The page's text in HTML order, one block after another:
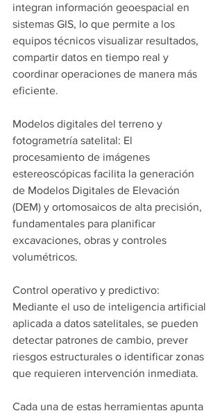
integran información geoespacial en
sistemas GIS, lo que permite a los
equipos técnicos visualizar resultados,
compartir datos en tiempo real y
coordinar operaciones de manera más
eficiente.
Modelos digitales del terreno y
fotogrametría satelital: El
procesamiento de imágenes
estereoscópicas facilita la generación
de Modelos Digitales de Elevación
(DEM) y ortomosaicos de alta precisión,
fundamentales para planificar
excavaciones, obras y controles
volumétricos.
Control operativo y predictivo:
Mediante el uso de inteligencia artificial
aplicada a datos satelitales, se pueden
detectar patrones de cambio, prever
riesgos estructurales o identificar zonas
que requieren intervención inmediata.
Cada una de estas herramientas apunta